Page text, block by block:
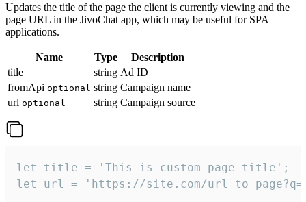
Updates the title of the page the client is currently viewing and the
page URL in the JivoChat app, which may be useful for SPA
applications.
Name Type
Description
title
string Ad ID
fromApi optional string Campaign name
url optional string Campaign source
let title = 'This is custom page title';
let url = 'https://site.com/